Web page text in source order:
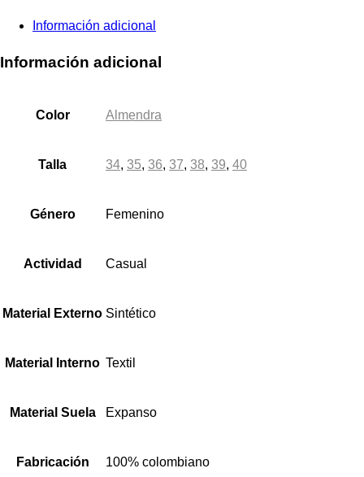
almendraInformación adicional
Información adicional
Color Almendra
Talla 34, 35, 36, 37, 38, 39, 40
Género Femenino
Actividad Casual
Material Externo Sintético
Material Interno Textil
Material Suela Expanso
Fabricación 100% colombiano